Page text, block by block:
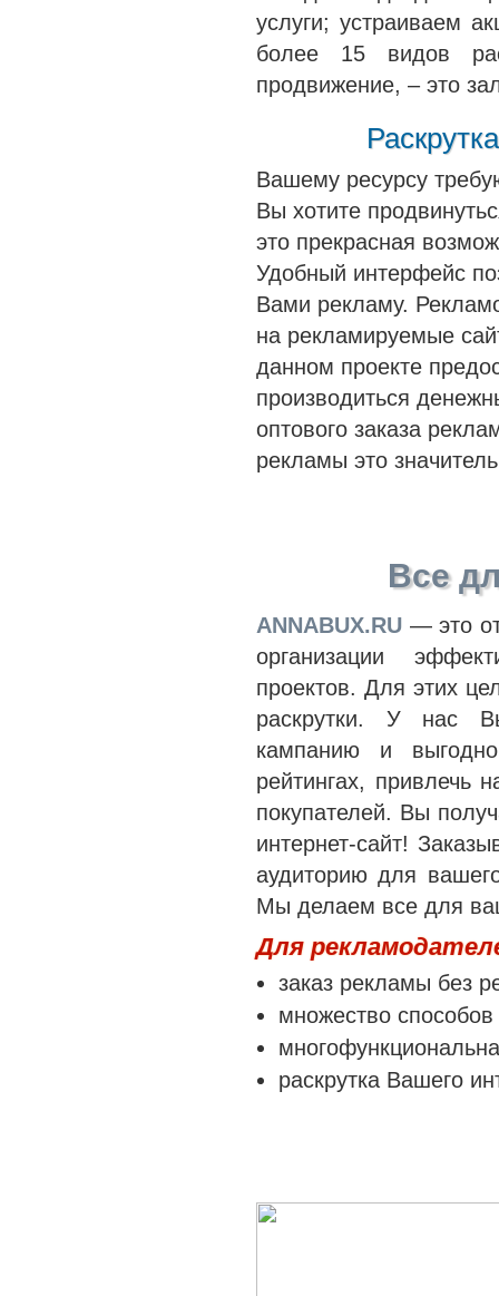
услуги; устраиваем
более 15 видов
продвижение, – это
Вашему ресурсу
Вы хотите
это прекрасная
Удобный интерфейс
Вами рекламу.
на рекламируемые
данном проекте
производиться
оптового заказа
рекламы это
Все
ANNABUX.RU — это
организации
проектов. Для этих
раскрутки. У нас
кампанию и
рейтингах, привлечь
покупателей. Вы
интернет-сайт!
аудиторию для
Мы делаем все для
Для
заказ рекламы без
множество
раскрутка Вашего